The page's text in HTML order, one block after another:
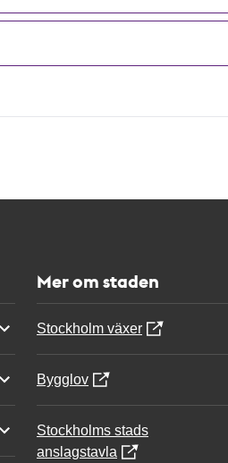
Mer om staden
Stockholm växer
Bygglov
Stockholms stads
anslagstavla